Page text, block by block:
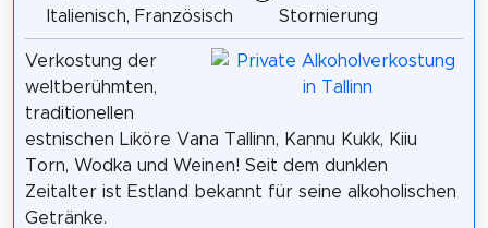
Italienisch, Französisch
Stornierung
Verkostung der
weltberühmten,
traditionellen
estnischen Liköre Vana Tallinn, Kannu Kukk, Kiiu
Torn, Wodka und Weinen! Seit dem dunklen
Zeitalter ist Estland bekannt für seine alkoholischen
Getränke.